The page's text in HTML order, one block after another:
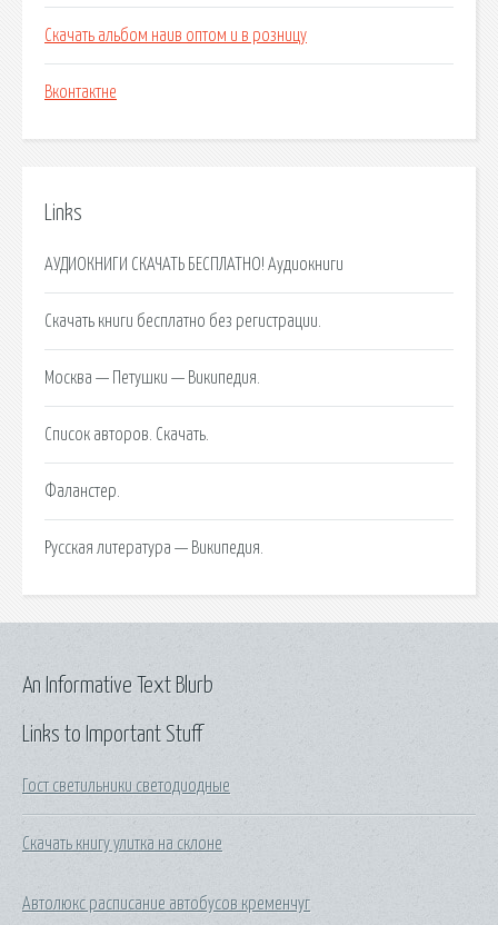
Скачать альбом наив оптом и в розницу
Вконтактне
Links
АУДИОКНИГИ СКАЧАТЬ БЕСПЛАТНО! Аудиокниги
Скачать книги бесплатно без регистрации.
Москва — Петушки — Википедия.
Список авторов. Скачать.
Фаланстер.
Русская литература — Википедия.
Links to Important Stuff
Гост светильники светодиодные
Скачать книгу улитка на склоне
Автолюкс расписание автобусов кременчуг
An Informative Text Blurb